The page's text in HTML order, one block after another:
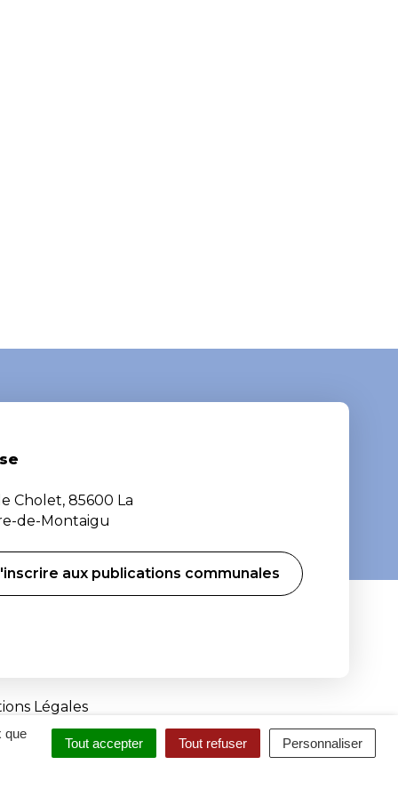
que
Tout accepter Tout refuser Personnaliser
Cholet, 85600 La
de-Montaigu
aux publications communales
Légales